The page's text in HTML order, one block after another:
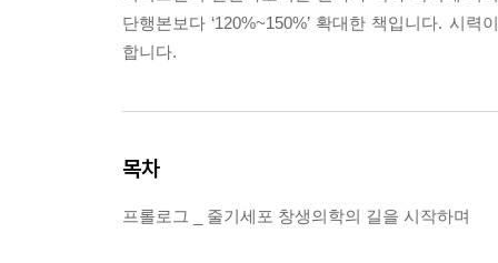
단행본보다 ‘120%~150%’ 확대한 책입니다. 시
합니다.
목차
프롤로그 _ 줄기세포 창생의학의 길을 시작하며